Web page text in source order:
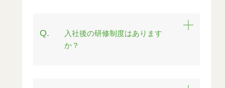
Q.
入社後の研修制度はあります
か？